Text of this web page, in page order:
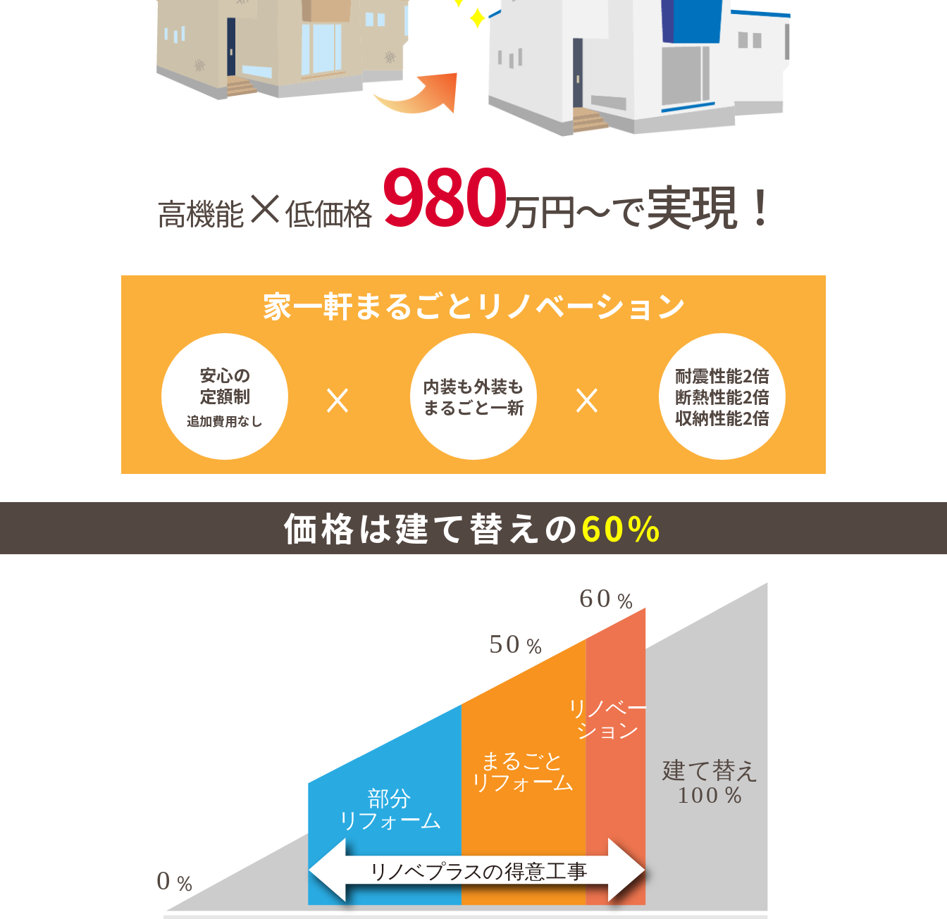
高機能×低価格 980万円〜で実現！
家一軒まるごと リノベーション
安心の
定額制
追加費用なし
内装も外装も
まるごと一新
耐震性能2倍
断熱性能2倍
収納性能2倍
価格は建て替えの60%